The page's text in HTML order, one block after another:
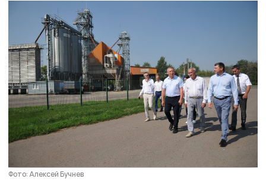
Фото: Алексей Бучнев